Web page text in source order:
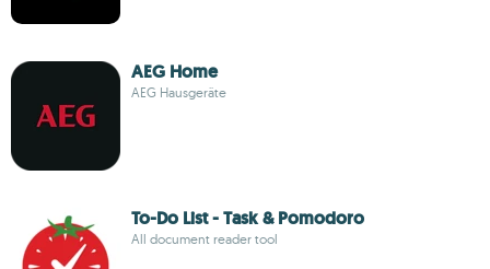
AEG Home
AEG Hausgeräte
To-Do List - Task & Pomodoro
All document reader tool